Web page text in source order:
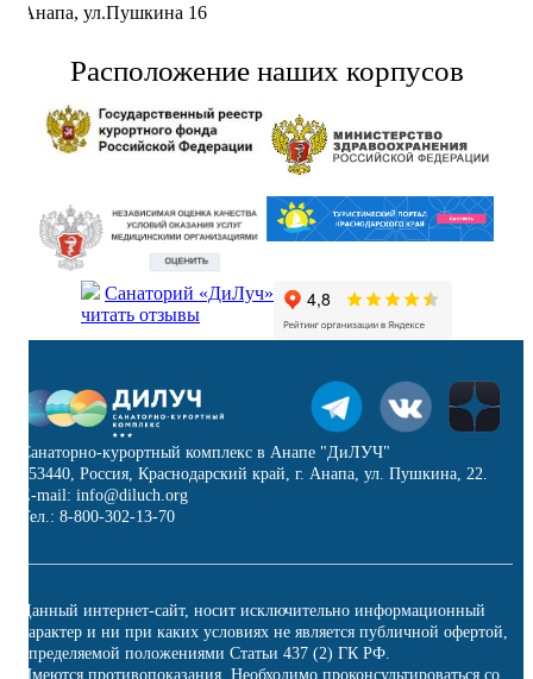
Анапа, ул.Пушкина 16
Расположение наших корпусов
Санаторий «ДиЛуч»
читать отзывы
Санаторно-курортный комплекс в Анапе "ДиЛУЧ"
353440, Россия, Краснодарский край, г. Анапа, ул. Пушкина, 22.
E-mail: info@diluch.org
Тел.: 8-800-302-13-70
Данный интернет-сайт, носит исключительно информационный
характер и ни при каких условиях не является публичной офертой,
определяемой положениями Статьи 437 (2) ГК РФ.
Имеются противопоказания. Необходимо проконсультироваться со